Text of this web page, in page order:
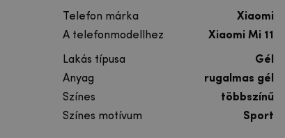
Telefon márka
Xiaomi
A telefonmodellhez
Xiaomi Mi 11
Lakás típusa
Gél
Anyag
rugalmas gél
Színes
többszínű
Színes motívum
Sport